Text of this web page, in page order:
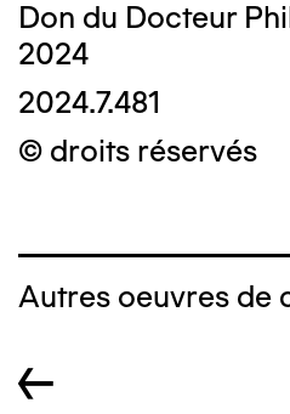
Don du Docteur
2024
2024.7.481
© droits réservés
Autres oeuvres de
←